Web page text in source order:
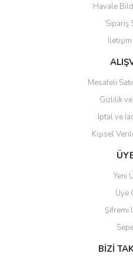
Ürün açıklamasında eksik
Ürün bilgilerinde hatalar
Ürün fiyatı diğer sitelerden
Bu ürüne benzer farklı
Havale
Sipariş
Mesafeli
Gizlilik
İptal ve
Kişisel
Yeni
Üye
Şifremi
BİZİ